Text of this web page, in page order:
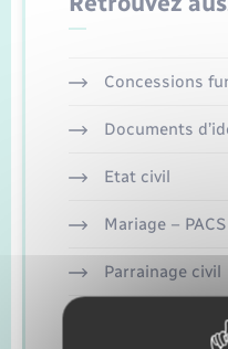
Recensement
Concessions
Documents
Etat civil
Mariage – PACS
Parrainage civil